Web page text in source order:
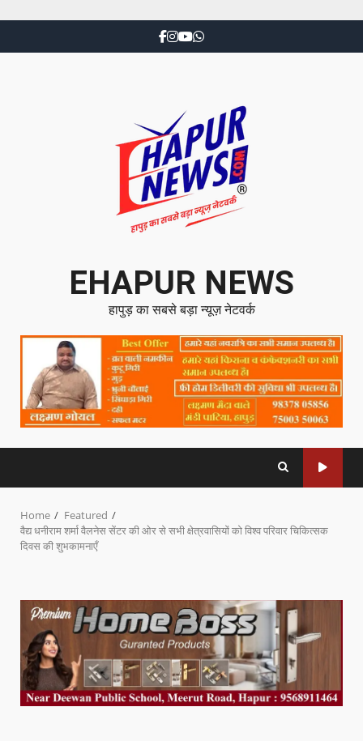
EHAPUR NEWS
हापुड़ का सबसे बड़ा न्यूज़ नेटवर्क
Home
Featured
वैद्य धनीराम शर्मा वैलनेस सेंटर की ओर से सभी क्षेत्रवासियों को विश्व परिवार चिकित्सक
दिवस की शुभकामनाएँ